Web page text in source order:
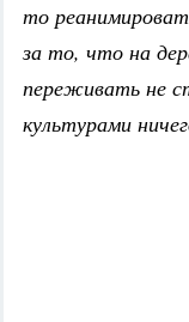
то
за то, что на
переживать не
культурами